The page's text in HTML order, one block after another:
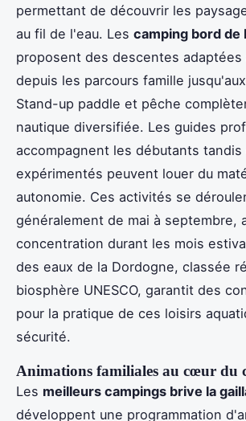
permettant de découvrir les
au fil de l'eau. Les camping bord de
proposent des descentes adaptées
depuis les parcours famille
Stand-up paddle et pêche
nautique diversifiée. Les guides
accompagnent les débutants tandis
expérimentés peuvent louer du
autonomie. Ces activités se
généralement de mai à septembre,
concentration durant les mois
des eaux de la Dordogne, classée
biosphère UNESCO, garantit des
pour la pratique de ces loisirs
sécurité.
Animations familiales au cœur du
Les meilleurs campings brive la
développent une programmation